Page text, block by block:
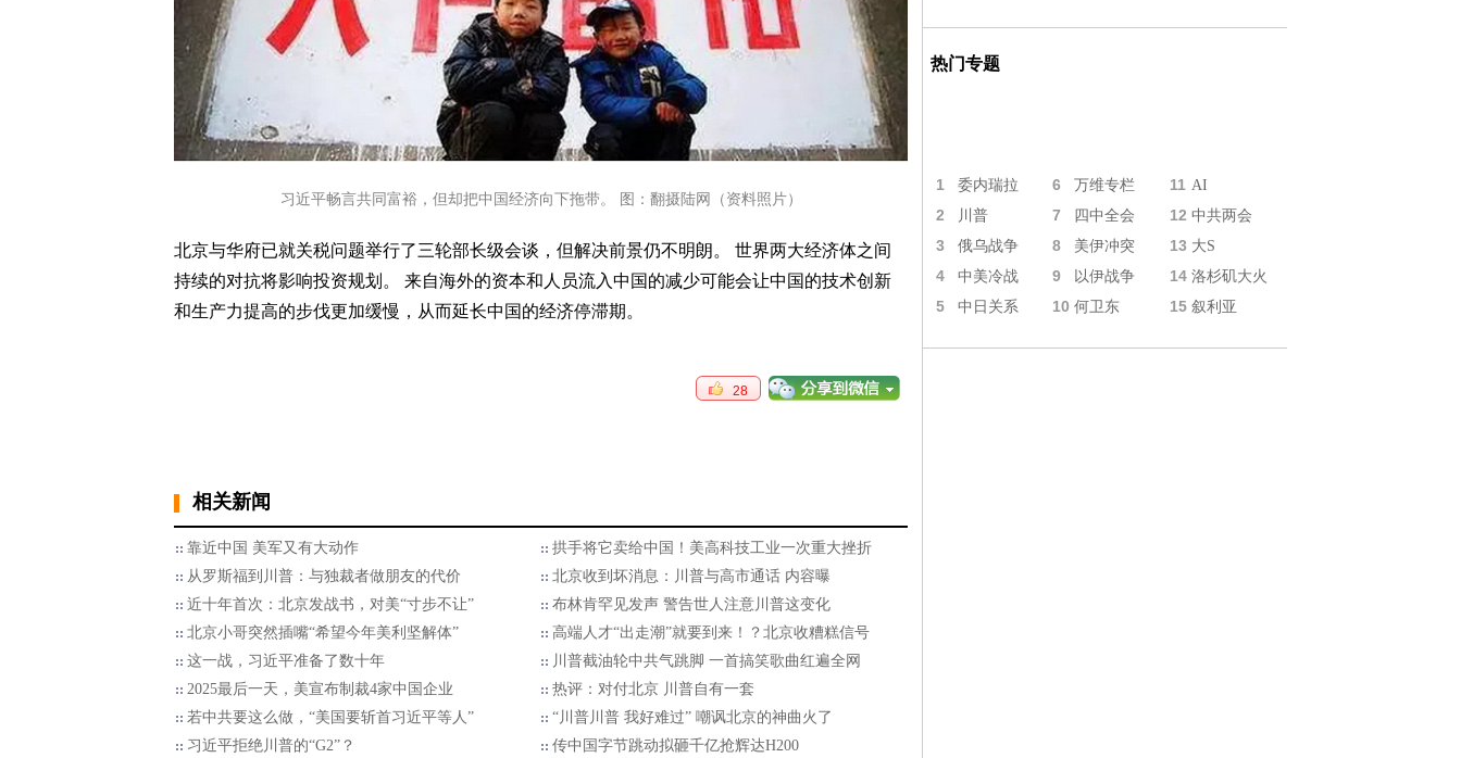
习近平畅言共同富裕，但却把中国经济向下拖带。 图：翻摄陆网（资料照片）
北京与华府已就关税问题举行了三轮部长级会谈，但解决前景仍不明朗。 世界两大经济体之间
持续的对抗将影响投资规划。 来自海外的资本和人员流入中国的减少可能会让中国的技术创新
和生产力提高的步伐更加缓慢，从而延长中国的经济停滞期。
28
相关新闻
靠近中国 美军又有大动作
拱手将它卖给中国！美高科技工业一次重大挫折
从罗斯福到川普：与独裁者做朋友的代价
北京收到坏消息：川普与高市通话 内容曝
近十年首次：北京发战书，对美“寸步不让”
布林肯罕见发声 警告世人注意川普这变化
北京小哥突然插嘴“希望今年美利坚解体”
高端人才“出走潮”就要到来！？北京收糟糕信号
这一战，习近平准备了数十年
川普截油轮中共气跳脚 一首搞笑歌曲红遍全网
2025最后一天，美宣布制裁4家中国企业
热评：对付北京 川普自有一套
若中共要这么做，“美国要斩首习近平等人”
“川普川普 我好难过” 嘲讽北京的神曲火了
习近平拒绝川普的“G2”？
传中国字节跳动拟砸千亿抢辉达H200
热门专题
1 委内瑞拉 6 万维专栏 11 AI
2 川普 7 四中全会 12 中共两会
3 俄乌战争 8 美伊冲突 13 大S
4 中美冷战 9 以伊战争 14 洛杉矶大火
5 中日关系 10 何卫东 15 叙利亚